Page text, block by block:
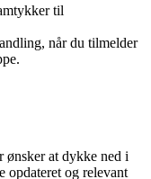
til
når du tilmelder
ønsker at dykke ned i
opdateret og relevant